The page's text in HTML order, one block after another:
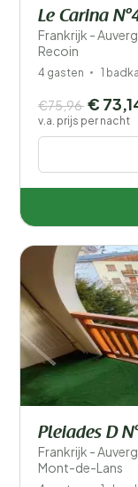
Le Carina
Frankrijk -
Recoin
4 gasten 1
€75,96 €
v.a. prijs per nacht
Pleiades D
Frankrijk -
Mont-de-Lans